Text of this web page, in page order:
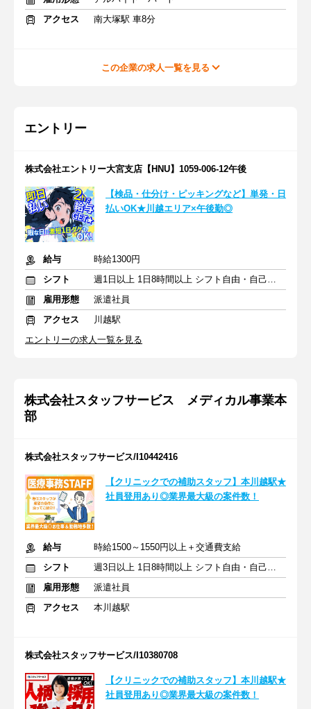
アクセス
南大塚駅 車8分
この企業の求人一覧を見る
エントリー
株式会社エントリー大宮支店【HNU】1059-006-12午後
【検品・仕分け・ピッキングなど】単発・日
払いOK★川越エリア×午後勤◎
給与
時給1300円
シフト
週1日以上 1日8時間以上 シフト自由・自己申告
雇用形態
派遣社員
アクセス
川越駅
エントリーの求人一覧を見る
株式会社スタッフサービス メディカル事業本
部
株式会社スタッフサービス/I10442416
【クリニックでの補助スタッフ】本川越駅★
社員登用あり◎業界最大級の案件数！
給与
時給1500～1550円以上＋交通費支給
シフト
週3日以上 1日8時間以上 シフト自由・自己申告
雇用形態
派遣社員
アクセス
本川越駅
株式会社スタッフサービス/I10380708
【クリニックでの補助スタッフ】本川越駅★
社員登用あり◎業界最大級の案件数！